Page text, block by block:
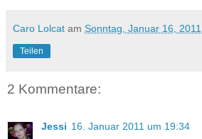
Caro Lolcat am Sonntag, Januar 16, 2011
Teilen
2 Kommentare:
Jessi 16. Januar 2011 um 19:34